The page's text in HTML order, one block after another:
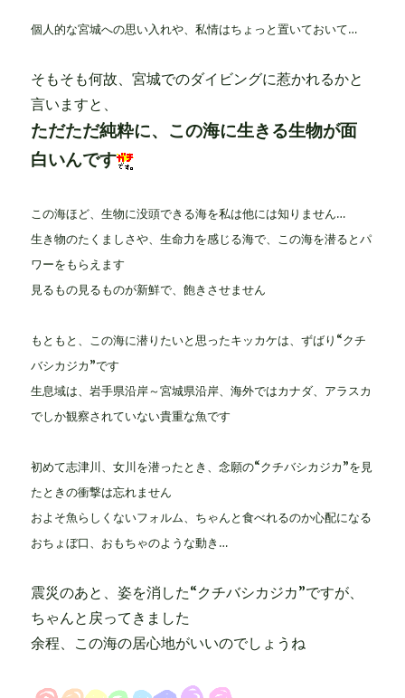
個人的な宮城への思い入れや、私情はちょっと置いておいて…
そもそも何故、宮城でのダイビングに惹かれるかと
言いますと、
ただただ純粋に、この海に生きる生物が面
白いんです
この海ほど、生物に没頭できる海を私は他には知りません…
生き物のたくましさや、生命力を感じる海で、この海を潜るとパ
ワーをもらえます
見るもの見るものが新鮮で、飽きさせません
もともと、この海に潜りたいと思ったキッカケは、ずばり“クチ
バシカジカ”です
生息域は、岩手県沿岸～宮城県沿岸、海外ではカナダ、アラスカ
でしか観察されていない貴重な魚です
初めて志津川、女川を潜ったとき、念願の“クチバシカジカ”を見
たときの衝撃は忘れません
およそ魚らしくないフォルム、ちゃんと食べれるのか心配になる
おちょぼ口、おもちゃのような動き…
震災のあと、姿を消した“クチバシカジカ”ですが、
ちゃんと戻ってきました
余程、この海の居心地がいいのでしょうね